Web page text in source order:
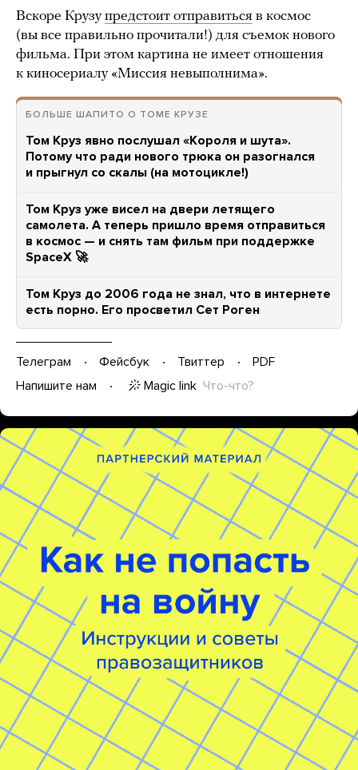
Вскоре Крузупредстоит отправиться в космос
(вы все правильно прочитали!) для съемок нового
фильма. При этом картина не имеет отношения
к киносериалу «Миссия невыполнима».
БОЛЬШЕ ШАПИТО О ТОМЕ КРУЗЕ
Том Круз явно послушал «Короля и шута».
Потому что ради нового трюка он разогнался
и прыгнул со скалы (на мотоцикле!)
Том Круз уже висел на двери летящего
самолета. А теперь пришло время отправиться
в космос — и снять там фильм при поддержке
SpaceX 🚀
Том Круз до 2006 года не знал, что в интернете
есть порно. Его просветил Сет Роген
Телеграм Фейсбук Твиттер
PDF
Напишите нам
Magic link Что-что?